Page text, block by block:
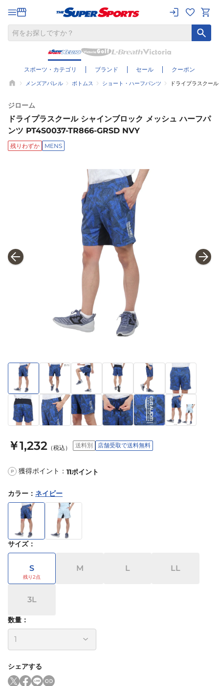
スポーツ・カテゴリ ブランド セール クーポン
メンズアパレル ボトムス ショート・ハーフパンツ ドライプラスクー
ジローム
ドライプラスクール シャインブロック メッシュ ハーフパ
ンツ PT4S0037-TR866-GRSD NVY
残りわずか MENS
￥1,232 （税込） 送料別 店舗受取で送料無料
P 獲得ポイント： 11ポイント
カラー ： ネイビー
サイズ：
S M L LL
3L
数量：
シェアする